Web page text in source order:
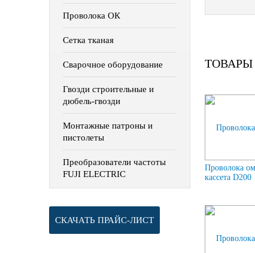
Проволока ОК
Сетка тканая
Сварочное оборудование
Гвозди строительные и
дюбель-гвозди
Монтажные патроны и
пистолеты
Преобразователи частоты
FUJI ELECTRIC
СКАЧАТЬ ПРАЙС-ЛИСТ
ТОВАРЫ
Проволока
кассета D200